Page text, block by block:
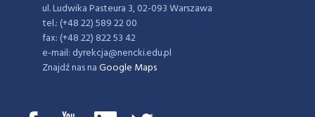
ul. Ludwika Pasteura 3, 02-093 Warszawa
tel.: (+48 22) 589 22 00
fax: (+48 22) 822 53 42
e-mail: dyrekcja@nencki.edu.pl
Znajdź nas naGoogle Maps